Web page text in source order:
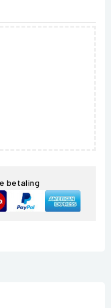
betaling